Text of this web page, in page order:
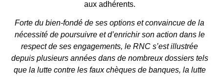
aux adhérents.
Forte du bien-fondé de ses options et convaincue de la
nécessité de poursuivre et d’enrichir son action dans le
respect de ses engagements, le RNC s’est illustrée
depuis plusieurs années dans de nombreux dossiers tels
que la lutte contre les faux chèques de banques, la lutte